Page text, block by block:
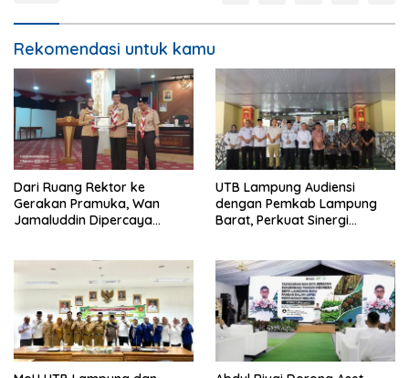
Rekomendasi untuk kamu
Dari Ruang Rektor ke
Gerakan Pramuka, Wan
Jamaluddin Dipercaya
UTB Lampung Audiensi
dengan Pemkab Lampung
Barat, Perkuat Sinergi